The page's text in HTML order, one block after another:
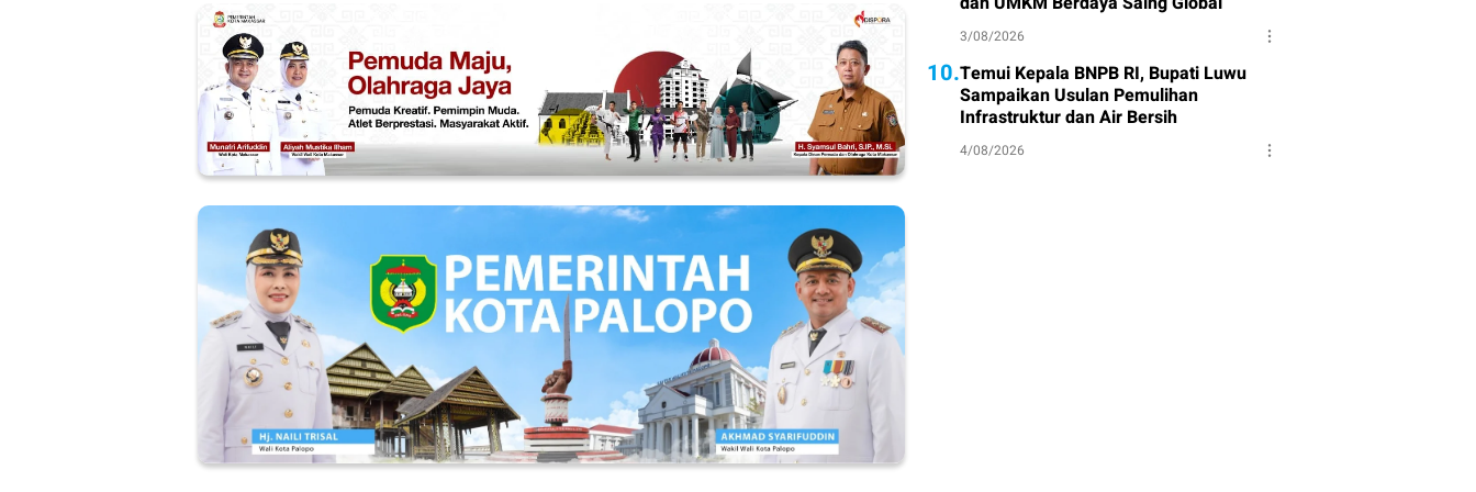
3/08/2026
10.Temui Kepala BNPB RI, Bupati Luwu
Sampaikan Usulan Pemulihan
Infrastruktur dan Air Bersih
4/08/2026